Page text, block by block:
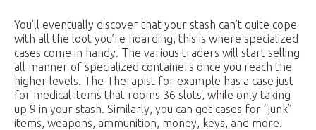
You’ll eventually discover that your stash can’t quite cope
with all the loot you’re hoarding, this is where specialized
cases come in handy. The various traders will start selling
all manner of specialized containers once you reach the
higher levels. The Therapist for example has a case just
for medical items that rooms 36 slots, while only taking
up 9 in your stash. Similarly, you can get cases for “junk”
items, weapons, ammunition, money, keys, and more.